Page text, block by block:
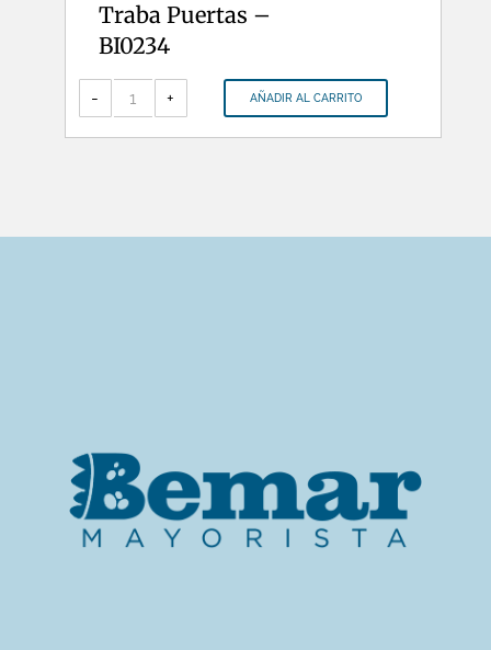
Traba Puertas –
BI0234
-
BABY
INNOVATION
BI0234
+ AÑADIR AL CARRITO